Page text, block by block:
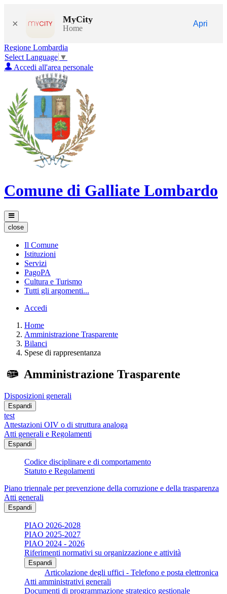
× MyCity
Home
Apri
Regione Lombardia
Select Language ▼
Accedi all'area personale
Comune di Galliate Lombardo
close
Il Comune
Istituzioni
Servizi
PagoPA
Cultura e Turismo
Tutti gli argomenti...
Accedi
Home
Amministrazione Trasparente
Bilanci
Spese di rappresentanza
Amministrazione Trasparente
Disposizioni generali
Espandi
test
Attestazioni OIV o di struttura analoga
Atti generali e Regolamenti
Espandi
Codice disciplinare e di comportamento
Statuto e Regolamenti
Piano triennale per prevenzione della corruzione e della trasparenza
Atti generali
Espandi
PIAO 2026-2028
PIAO 2025-2027
PIAO 2024 - 2026
Riferimenti normativi su organizzazione e attività
Espandi
Articolazione degli uffici - Telefono e posta elettronica
Atti amministrativi generali
Documenti di programmazione strategico gestionale